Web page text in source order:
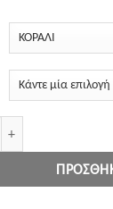
καπαρντίνα